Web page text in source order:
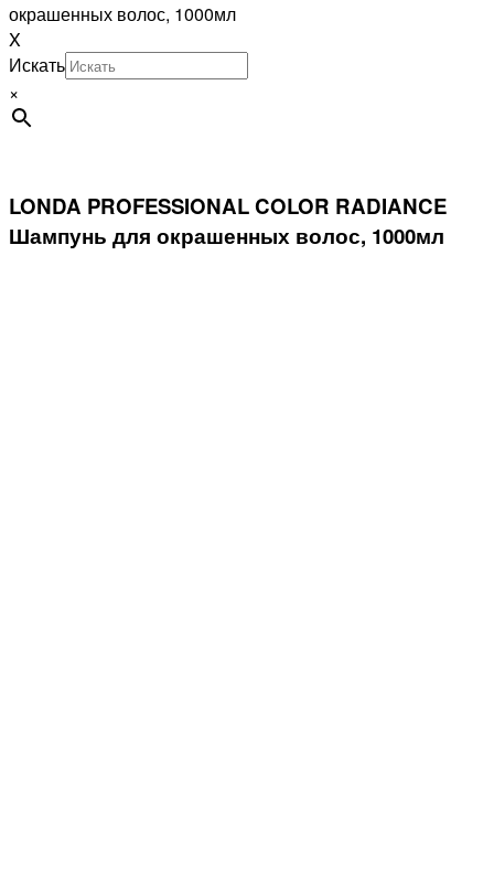
окрашенных волос, 1000мл
X
Искать
×
LONDA PROFESSIONAL COLOR RADIANCE
Шампунь для окрашенных волос, 1000мл